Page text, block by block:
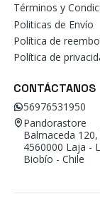
Términos y
Politicas de Envío
Política de
Política de
CONTÁCTANOS
56976531950
Pandorastore
Balmaceda
4560000 Laja -
Biobío - Chile